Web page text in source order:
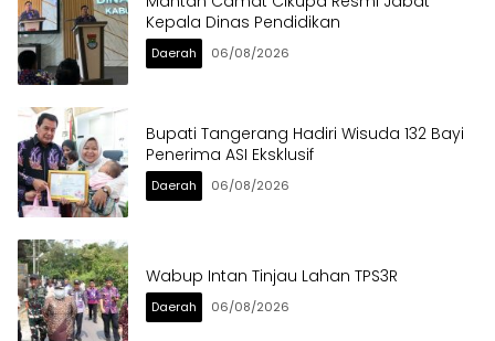
Kepala Dinas Pendidikan
Daerah 06/08/2026
Bupati Tangerang Hadiri Wisuda 132 Bayi
Penerima ASI Eksklusif
Daerah 06/08/2026
Wabup Intan Tinjau Lahan TPS3R
Daerah 06/08/2026